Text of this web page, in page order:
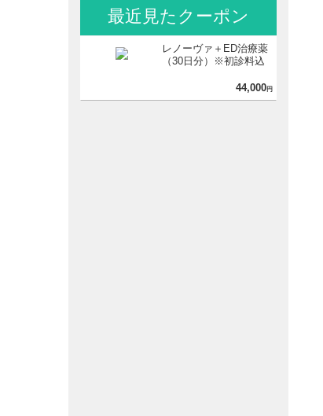
最近見たクーポン
レノーヴァ＋ED治療薬
（30日分）※初診料込
44,000円